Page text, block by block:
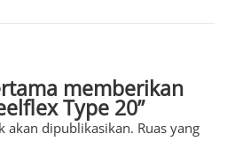
memberikan
Type 20”
akan dipublikasikan. Ruas yang